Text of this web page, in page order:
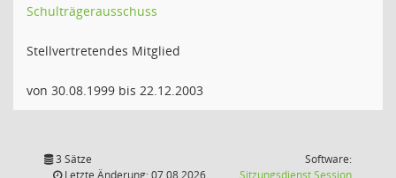
Schulträgerausschuss
Stellvertretendes Mitglied
von 30.08.1999 bis 22.12.2003
3 Sätze
Letzte Änderung: 07.08.2026
Software:
SitzungsdienstSession(Wird in